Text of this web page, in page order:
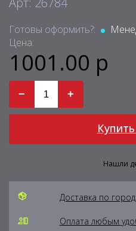
Готовы оформить?:
Цена:
1001.00 р
− +
Нашли
Доставка по
Оплата любым